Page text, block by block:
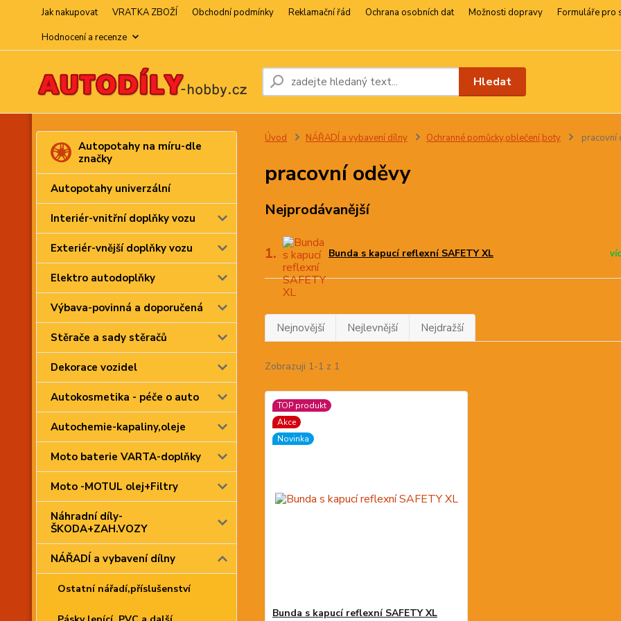
Jak nakupovat VRATKA ZBOŽÍ Obchodní podmínky Reklamační řád Ochrana osobních dat Možnosti dopravy
Formuláře pro
Hodnocení a recenze
Hledat
Autopotahy na míru-dle
značky
Autopotahy univerzální
Interiér-vnitřní doplňky vozu
Exteriér-vnější doplňky vozu
Elektro autodoplňky
Výbava-povinná a doporučená
Stěrače a sady stěračů
Dekorace vozidel
Autokosmetika - péče o auto
Autochemie-kapaliny,oleje
Moto baterie VARTA-doplňky
Moto -MOTUL olej+Filtry
Náhradní díly-
ŠKODA+ZAH.VOZY
NÁŘADÍ a vybavení dílny
Ostatní nářadí,příslušenství
Úvod NÁŘADÍ a vybavení dílny Ochranné pomůcky,oblečení,boty pracovní
pracovní oděvy
Nejprodávanější
1. Bunda s kapucí reflexní SAFETY XL
Nejnovější Nejlevnější Nejdražší
Zobrazuji 1-1 z 1
TOP produkt
Akce
Novinka
Bunda s kapucí reflexní SAFETY XL